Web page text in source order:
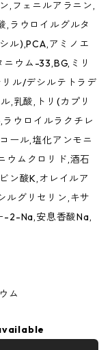
,フェニルアラニン,
,ラウロイルグルタ
ル),PCA,アミノエ
ウム-33,BG,ミリ
ル/デシルテトラデ
,乳酸,トリ(カプリ
ウロイルラクチレ
ール,塩化アンモニ
ウムクロリド,酒石
ン酸K,オレイルア
ルグリセリン,キサ
-2-Na,安息香酸Na,
ム